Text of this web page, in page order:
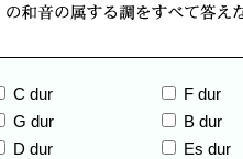
C dur
G dur
D dur
F dur
B dur
Es dur